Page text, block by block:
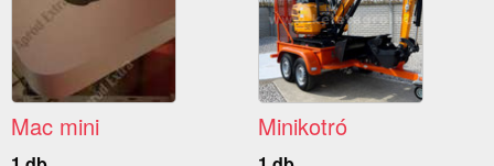
Mac mini Minikotró